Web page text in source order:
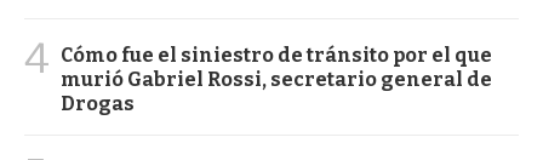
4 Cómo fue el siniestro de tránsito por el que
murió Gabriel Rossi, secretario general de
Drogas